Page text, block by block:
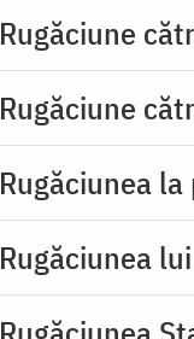
Rugăciune
Rugăciune
Rugăciunea
Rugăciunea